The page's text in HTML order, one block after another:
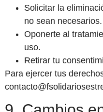
Solicitar la
no sean necesarios.
Oponerte al
uso.
Retirar tu
Para ejercer tus